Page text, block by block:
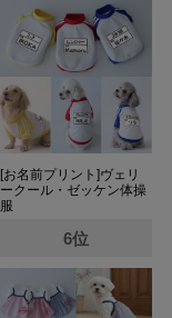
[お名前プリント]ヴェリ
ークール・ゼッケン体操
服
6位